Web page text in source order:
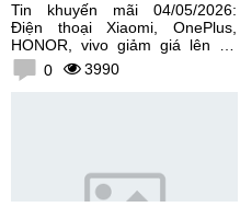
Tin khuyến mãi 04/05/2026:
Điện thoại Xiaomi, OnePlus,
HONOR, vivo giảm giá lên tới
300K0 3990